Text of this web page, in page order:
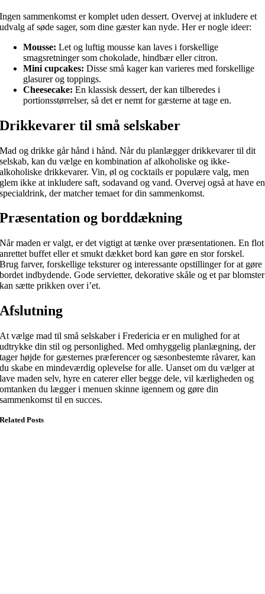
Ingen sammenkomst er komplet uden dessert. Overvej at inkludere et
udvalg af søde sager, som dine gæster kan nyde. Her er nogle ideer:
Mousse: Let og luftig mousse kan laves i forskellige
smagsretninger som chokolade, hindbær eller citron.
Mini cupcakes: Disse små kager kan varieres med forskellige
glasurer og toppings.
Cheesecake: En klassisk dessert, der kan tilberedes i
portionsstørrelser, så det er nemt for gæsterne at tage en.
Drikkevarer til små selskaber
Mad og drikke går hånd i hånd. Når du planlægger drikkevarer til dit
selskab, kan du vælge en kombination af alkoholiske og ikke-
alkoholiske drikkevarer. Vin, øl og cocktails er populære valg, men
glem ikke at inkludere saft, sodavand og vand. Overvej også at have en
specialdrink, der matcher temaet for din sammenkomst.
Præsentation og borddækning
Når maden er valgt, er det vigtigt at tænke over præsentationen. En flot
anrettet buffet eller et smukt dækket bord kan gøre en stor forskel.
Brug farver, forskellige teksturer og interessante opstillinger for at gøre
bordet indbydende. Gode servietter, dekorative skåle og et par blomster
kan sætte prikken over i’et.
Afslutning
At vælge mad til små selskaber i Fredericia er en mulighed for at
udtrykke din stil og personlighed. Med omhyggelig planlægning, der
tager højde for gæsternes præferencer og sæsonbestemte råvarer, kan
du skabe en mindeværdig oplevelse for alle. Uanset om du vælger at
lave maden selv, hyre en caterer eller begge dele, vil kærligheden og
omtanken du lægger i menuen skinne igennem og gøre din
sammenkomst til en succes.
Related Posts